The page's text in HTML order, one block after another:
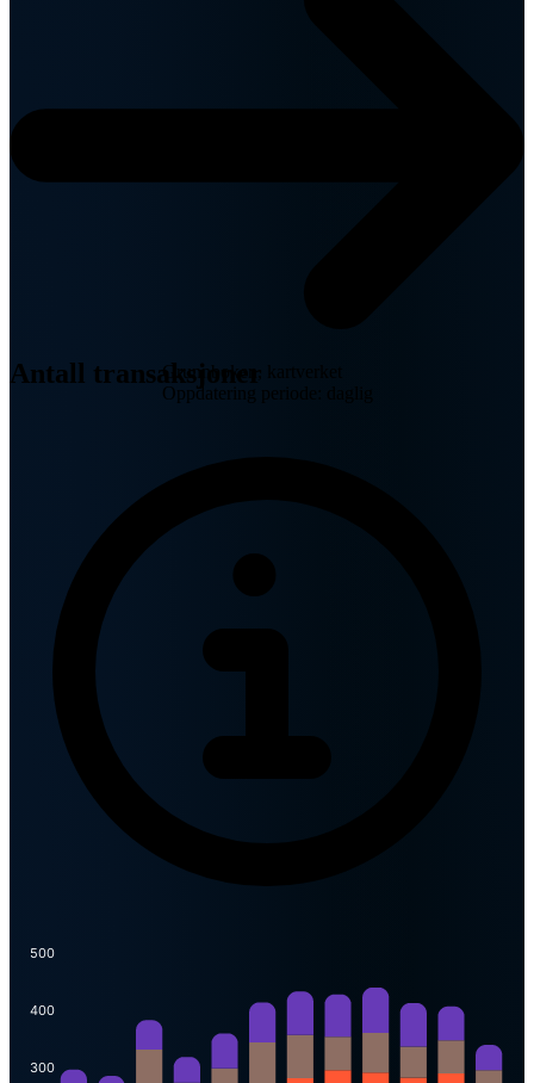
Antall transaksjoner
Grunnboken, kartverket
Oppdatering periode: daglig
500
400
300